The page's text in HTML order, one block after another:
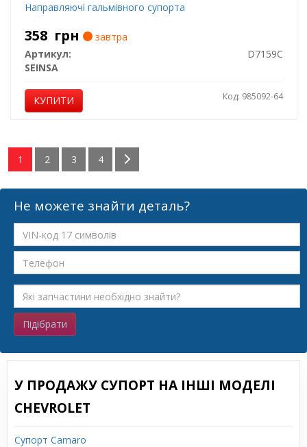
Направляючі гальмівного супорта
358 грн
завтра
Артикул:
D7159C
SEINSA
КУПИТИ Код: 985092-64
1 2 3 4
Не можете знайти деталь?
Підібрати
У ПРОДАЖУ СУПОРТ НА ІНШІ МОДЕЛІ
CHEVROLET
Супорт Camaro